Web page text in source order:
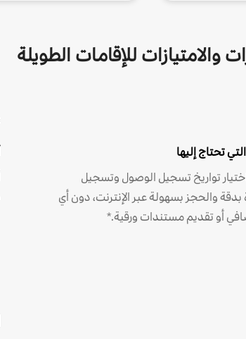
والامتيازات للإقامات الطويلة
تحتاج إليها
تواريخ تسجيل الوصول وتسجيل
بدقة والحجز بسهولة عبر الإنترنت، دون أي
أو تقديم مستندات ورقية.*